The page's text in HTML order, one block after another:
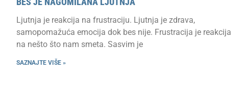
Ljutnja je reakcija na frustraciju. Ljutnja je zdrava,
samopomažuća emocija dok bes nije. Frustracija je reakcija
na nešto što nam smeta. Sasvim je
SAZNAJTE VIŠE »